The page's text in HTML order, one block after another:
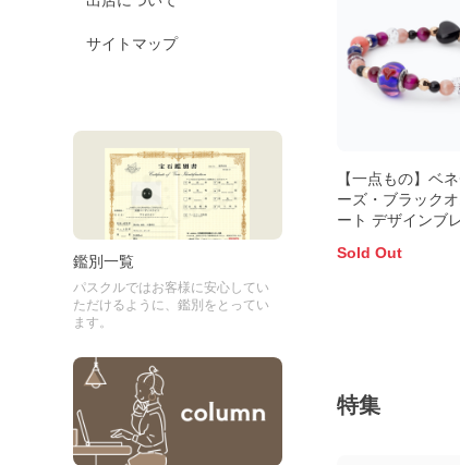
サイトマップ
鑑別一覧
パスクルではお客様に安心してい
ただけるように、鑑別をとってい
ます。
【一点もの】ベ
ーズ・ブラック
ート デザインブ
Sold Out
特集